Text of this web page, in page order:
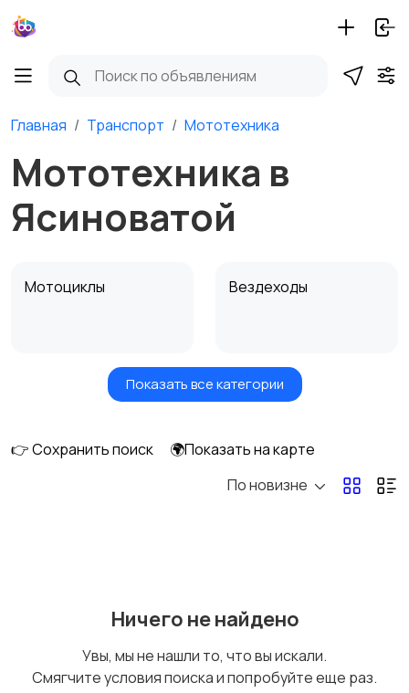
Главная Транспорт Мототехника
Мототехника в
Ясиноватой
Мотоциклы Вездеходы
Квадроциклы и багги
Снегоходы
Показать все категории
👉 Сохранить поиск
🌍Показать на карте
По новизне
Ничего не найдено
Увы, мы не нашли то, что вы искали.
Смягчите условия поиска и попробуйте еще раз.